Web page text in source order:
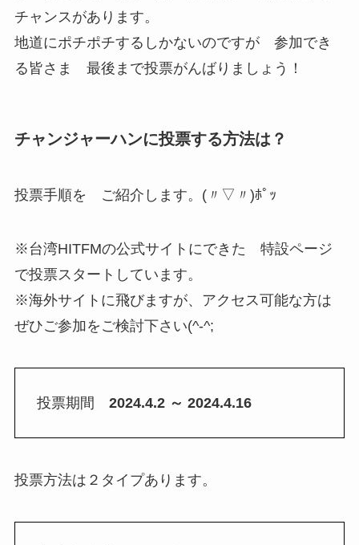
チャンスがあります。
地道にポチポチするしかないのですが 参加でき
る皆さま 最後まで投票がんばりましょう！
チャンジャーハンに投票する方法は？
投票手順を ご紹介します。(〃▽〃)ﾎﾟｯ
※台湾HITFMの公式サイトにできた 特設ページ
で投票スタートしています。
※海外サイトに飛びますが、アクセス可能な方は
ぜひご参加をご検討下さい(^-^;
投票期間 2024.4.2 ～ 2024.4.16
投票方法は２タイプあります。